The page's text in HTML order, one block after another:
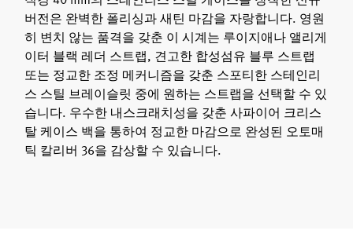
버전은 완벽한 폴리싱과 새틴 마감을 자랑합니다. 영원
히 변치 않는 품격을 갖춘 이 시계는 루이지애나 앨리게
이터 블랙 레더 스트랩, 견고한 합성섬유 블루 스트랩
또는 정교한 조정 메커니즘을 갖춘 스포티한 스테인리
스 스틸 브레이슬릿 중에 원하는 스트랩을 선택할 수 있
습니다. 우수한 내스크래치성을 갖춘 사파이어 크리스
탈 케이스 백을 통하여 정교한 마감으로 완성된 오토매
틱 칼리버 36을 감상할 수 있습니다.